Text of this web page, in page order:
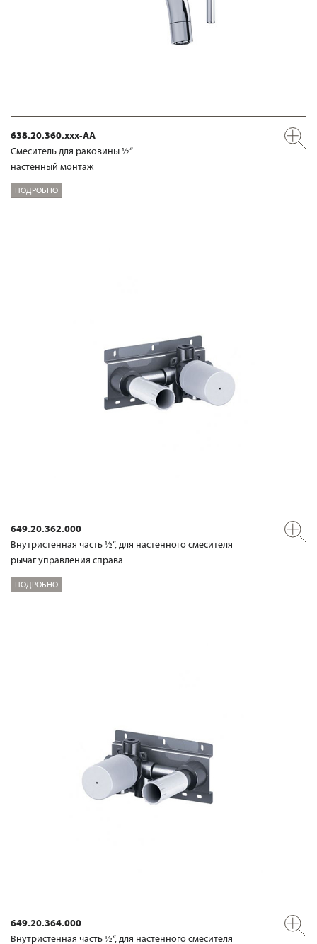
638.20.360.xxx-AA
Смеситель для раковины ½“
настенный монтаж
ПОДРОБНО
649.20.362.000
Внутристенная часть ½“, для настенного смесителя
рычаг управления справа
ПОДРОБНО
649.20.364.000
Внутристенная часть ½“, для настенного смесителя